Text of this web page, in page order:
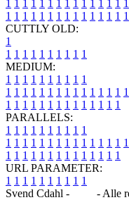
1 1 1 1 1 1 1 1 1 1 1 1 1 1 1
1 1 1 1 1 1 1 1 1 1 1 1 1 1 1
CUTTLY OLD:
1
1 1 1 1 1 1 1 1 1 1
MEDIUM:
1 1 1 1 1 1 1 1 1 1
1 1 1 1 1 1 1 1 1 1 1 1 1 1 1
1 1 1 1 1 1 1 1 1 1 1 1 1 1
PARALLELS:
1 1 1 1 1 1 1 1 1 1
1 1 1 1 1 1 1 1 1 1 1 1 1 1 1
1 1 1 1 1 1 1 1 1 1 1 1 1 1
URL PARAMETER:
1 1 1 1 1 1 1 1 1 1
Svend Cdahl -
- Alle